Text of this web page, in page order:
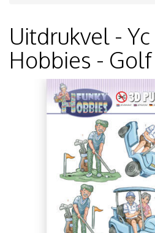
Uitdrukvel -
Hobbies - Golf